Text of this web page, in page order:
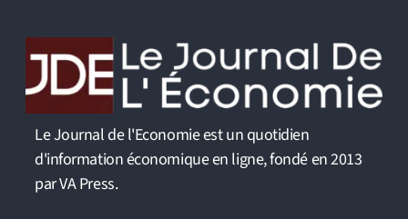
Le Journal de l'Economie est un quotidien
d'information économique en ligne, fondé en 2013
par VA Press.